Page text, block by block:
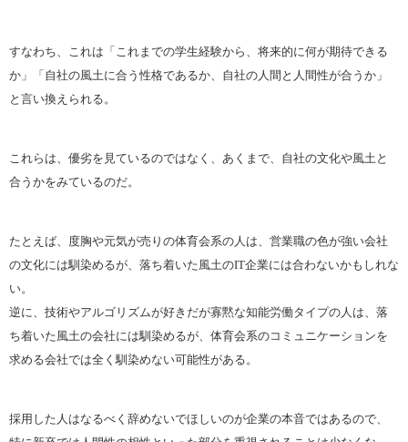
すなわち、これは「これまでの学生経験から、将来的に何が期待できる
か」「自社の風土に合う性格であるか、自社の人間と人間性が合うか」
と言い換えられる。
これらは、優劣を見ているのではなく、あくまで、自社の文化や風土と
合うかをみているのだ。
たとえば、度胸や元気が売りの体育会系の人は、営業職の色が強い会社
の文化には馴染めるが、落ち着いた風土のIT企業には合わないかもしれな
い。
逆に、技術やアルゴリズムが好きだが寡黙な知能労働タイプの人は、落
ち着いた風土の会社には馴染めるが、体育会系のコミュニケーションを
求める会社では全く馴染めない可能性がある。
採用した人はなるべく辞めないでほしいのが企業の本音ではあるので、